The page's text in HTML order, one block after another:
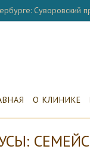
Суворовский
О КЛИНИКЕ